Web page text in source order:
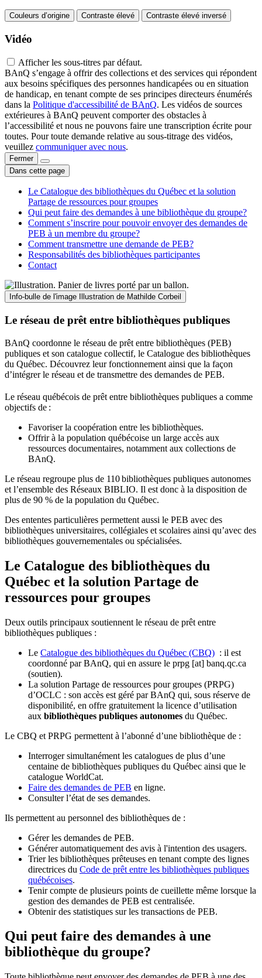
Couleurs d’origine Contraste élevé Contraste élevé inversé
Vidéo
Afficher les sous-titres par défaut.
BAnQ s’engage à offrir des collections et des services qui répondent
aux besoins spécifiques des personnes handicapées ou en situation
de handicap, en tenant compte de ses principes directeurs énumérés
dans la Politique d'accessibilité de BAnQ. Les vidéos de sources
extérieures à BAnQ peuvent comporter des obstacles à
l’accessibilité et nous ne pouvons faire une transcription écrite pour
toutes. Pour toute demande relative au sous-titrage des vidéos,
veuillez communiquer avec nous.
Fermer
Dans cette page
Le Catalogue des bibliothèques du Québec et la solution
Partage de ressources pour groupes
Qui peut faire des demandes à une bibliothèque du groupe?
Comment s’inscrire pour pouvoir envoyer des demandes de
PEB à un membre du groupe?
Comment transmettre une demande de PEB?
Responsabilités des bibliothèques participantes
Contact
Info-bulle de l'image Illustration de Mathilde Corbeil
Le réseau de prêt entre bibliothèques publiques
BAnQ coordonne le réseau de prêt entre bibliothèques (PEB)
publiques et son catalogue collectif, le Catalogue des bibliothèques
du Québec. Découvrez leur fonctionnement ainsi que la façon
d’intégrer le réseau et de transmettre des demandes de PEB.
Le réseau québécois de prêt entre bibliothèques publiques a comme
objectifs de :
Favoriser la coopération entre les bibliothèques.
Offrir à la population québécoise un large accès aux
ressources documentaires, notamment aux collections de
BAnQ.
Le réseau regroupe plus de 110bibliothèques publiques autonomes
et l’ensemble des Réseaux BIBLIO. Il est donc à la disposition de
plus de 90 % de la population du Québec.
Des ententes particulières permettent aussi le PEB avec des
bibliothèques universitaires, collégiales et scolaires ainsi qu’avec des
bibliothèques gouvernementales ou spécialisées.
Le Catalogue des bibliothèques du
Québec et la solution Partage de
ressources pour groupes
Deux outils principaux soutiennent le réseau de prêt entre
bibliothèques publiques :
Le Catalogue des bibliothèques du Québec (CBQ) : il est
coordonné par BAnQ, qui en assure le prpg [at] banq.qc.ca
(soutien).
La solution Partage de ressources pour groupes (PRPG)
d’OCLC : son accès est géré par BAnQ qui, sous réserve de
disponibilité, en offre gratuitement la licence d’utilisation
aux bibliothèques publiques autonomes du Québec.
Le CBQ et PRPG permettent à l’abonné d’une bibliothèque de :
Interroger simultanément les catalogues de plus d’une
centaine de bibliothèques publiques du Québec ainsi que le
catalogue WorldCat.
Faire des demandes de PEB en ligne.
Consulter l’état de ses demandes.
Ils permettent au personnel des bibliothèques de :
Gérer les demandes de PEB.
Générer automatiquement des avis à l'intention des usagers.
Trier les bibliothèques prêteuses en tenant compte des lignes
directrices du Code de prêt entre les bibliothèques publiques
québécoises.
Tenir compte de plusieurs points de cueillette même lorsque la
gestion des demandes de PEB est centralisée.
Obtenir des statistiques sur les transactions de PEB.
Qui peut faire des demandes à une
bibliothèque du groupe?